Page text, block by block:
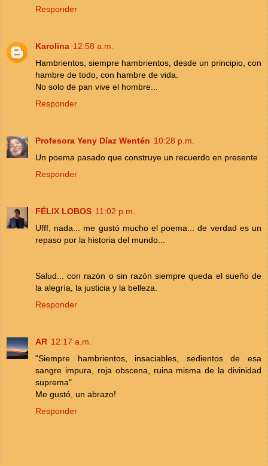
Responder
Karolina 12:58 a.m.
Hambrientos, siempre hambrientos, desde un principio, con
hambre de todo, con hambre de vida.
No solo de pan vive el hombre...
Responder
Profesora Yeny Díaz Wentén 10:28 p.m.
Un poema pasado que construye un recuerdo en presente
Responder
FÉLIX LOBOS 11:02 p.m.
Ufff, nada... me gustó mucho el poema... de verdad es un
repaso por la historia del mundo...
Salud... con razón o sin razón siempre queda el sueño de
la alegría, la justicia y la belleza.
Responder
AR 12:17 a.m.
"Siempre hambrientos, insaciables, sedientos de esa
sangre impura, roja obscena, ruina misma de la divinidad
suprema"
Me gustó, un abrazo!
Responder